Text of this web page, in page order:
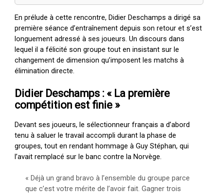
En prélude à cette rencontre, Didier Deschamps a dirigé sa
première séance d’entraînement depuis son retour et s’est
longuement adressé à ses joueurs. Un discours dans
lequel il a félicité son groupe tout en insistant sur le
changement de dimension qu’imposent les matchs à
élimination directe.
Didier Deschamps : « La première
compétition est finie »
Devant ses joueurs, le sélectionneur français a d’abord
tenu à saluer le travail accompli durant la phase de
groupes, tout en rendant hommage à Guy Stéphan, qui
l’avait remplacé sur le banc contre la Norvège.
« Déjà un grand bravo à l’ensemble du groupe parce
que c’est votre mérite de l’avoir fait. Gagner trois